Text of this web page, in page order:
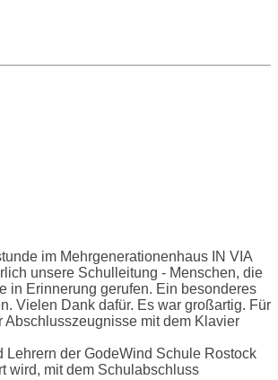
im Mehrgenerationenhaus IN VIA
unsere Schulleitung - Menschen, die
in Erinnerung gerufen. Ein besonderes
Vielen Dank dafür. Es war großartig. Für
mit dem Klavier
der GodeWind Schule Rostock
wird, mit dem Schulabschluss